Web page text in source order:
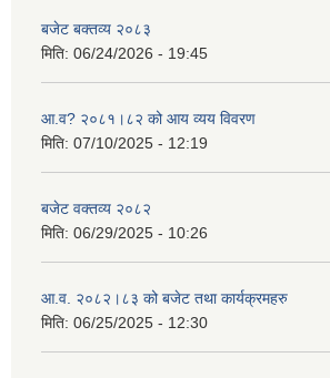
बजेट बक्तव्य २०८३
मिति: 06/24/2026 - 19:45
आ.व? २०८१।८२ को आय व्यय विवरण
मिति: 07/10/2025 - 12:19
बजेट वक्तव्य २०८२
मिति: 06/29/2025 - 10:26
आ.व. २०८२।८३ को बजेट तथा कार्यक्रमहरु
मिति: 06/25/2025 - 12:30